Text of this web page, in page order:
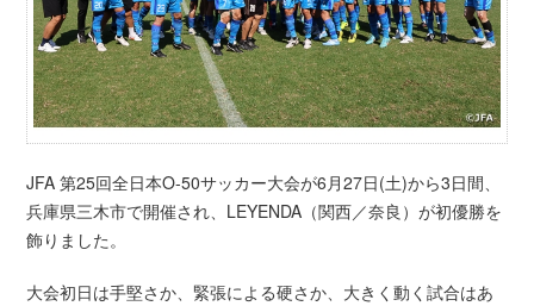
JFA 第25回全日本O-50サッカー大会が6月27日(土)から3日間、
兵庫県三木市で開催され、LEYENDA（関西／奈良）が初優勝を
飾りました。
大会初日は手堅さか、緊張による硬さか、大きく動く試合はあ